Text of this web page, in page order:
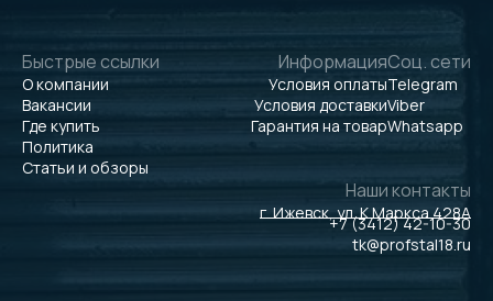
Быстрые ссылки
О компании
Вакансии
Где купить
Политика
Статьи и обзоры
Информация
Условия оплаты
Условия доставки
Гарантия на товар
Соц. сети
Telegram
Viber
Whatsapp
Наши контакты
г. Ижевск, ул. К.Маркса 428А
+7 (3412) 42-10-30
tk@profstal18.ru